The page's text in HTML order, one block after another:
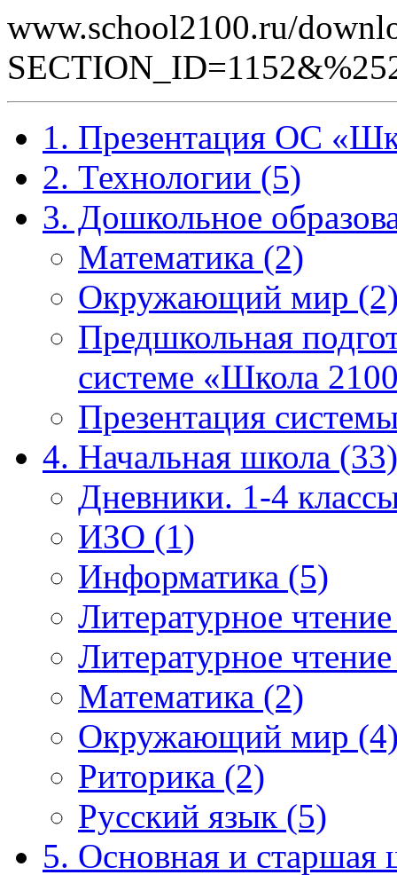
www.school2100.ru/
1. Презентация ОС
2. Технологии (5)
3. Дошкольное
Математика (2)
Окружающий мир
Предшкольная
системе «Школа
Презентация
4. Начальная школа (33)
Дневники. 1-4
ИЗО (1)
Информатика (5)
Литературное
Литературное
Математика (2)
Окружающий мир
Риторика (2)
Русский язык (5)
5. Основная и старшая